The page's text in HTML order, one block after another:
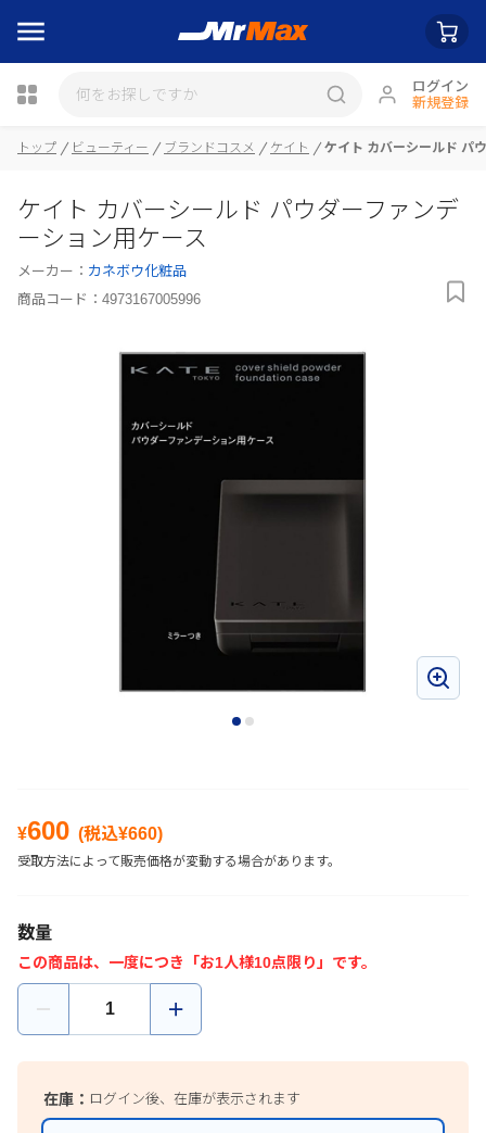
ログイン
新規登録
トップ ビューティー ブランドコスメ ケイト ケイト カバーシールド パ
ケイト カバーシールド パウダーファンデ
ーション用ケース
メーカー： カネボウ化粧品
商品コード： 4973167005996
¥600 (税込¥660)
受取方法によって販売価格が変動する場合があります。
数量
この商品は、一度につき「お1人様10点限り」です。
在庫： ログイン後、在庫が表示されます